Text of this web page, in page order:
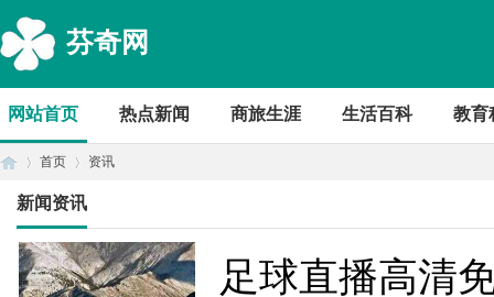
芬奇网
网站首页 热点新闻 商旅生涯 生活百科 教育
›
首页
›
资讯
新闻资讯
足球直播高清